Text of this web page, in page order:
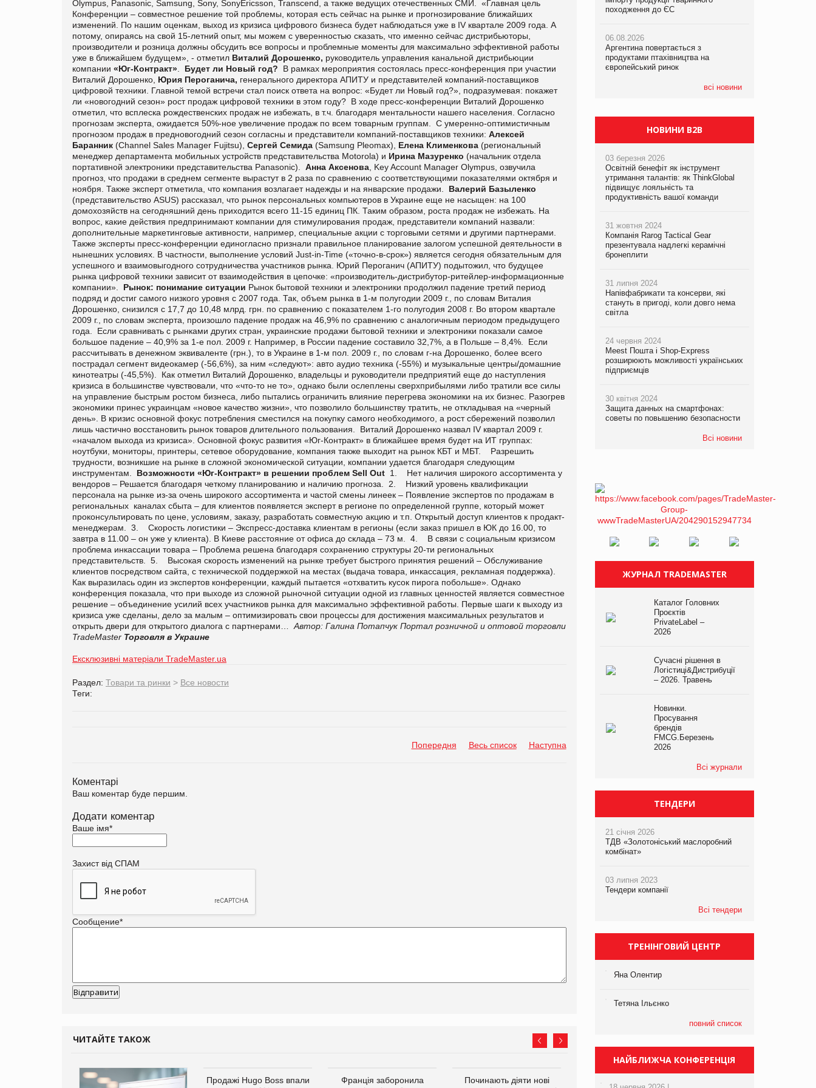
Olympus, Panasonic, Samsung, Sony, SonyEricsson, Transcend, а также ведущих отечественных СМИ. «Главная цель
Конференции – совместное решение той проблемы, которая есть сейчас на рынке и прогнозирование ближайших
изменений. По нашим оценкам, выход из кризиса цифрового бизнеса будет наблюдаться уже в IV квартале 2009 года. А
потому, опираясь на свой 15-летний опыт, мы можем с уверенностью сказать, что именно сейчас дистрибьюторы,
производители и розница должны обсудить все вопросы и проблемные моменты для максимально эффективной работы
уже в ближайшем будущем», - отметил Виталий Дорошенко, руководитель управления канальной дистрибьюции
компании «Юг-Контракт» Будет ли Новый год? В рамках мероприятия состоялась пресс-конференция при участии
Виталий Дорошенко, Юрия Пероганича, генерального директора АПИТУ и представителей компаний-поставщиков
цифровой техники. Главной темой встречи стал поиск ответа на вопрос: «Будет ли Новый год?», подразумевая: покажет
ли «новогодний сезон» рост продаж цифровой техники в этом году? В ходе пресс-конференции Виталий Дорошенко
отметил, что всплеска рождественских продаж не избежать, в т.ч. благодаря ментальности нашего населения. Согласно
прогнозам эксперта, ожидается 50%-ное увеличение продаж по всем товарным группам. С умеренно-оптимистичным
прогнозом продаж в предновогодний сезон согласны и представители компаний-поставщиков техники: Алексей
Баранник (Channel Sales Manager Fujitsu), Сергей Семида (Samsung Pleomax), Елена Клименкова (региональный
менеджер департамента мобильных устройств представительства Motorola) и Ирина Мазуренко (начальник отдела
портативной электроники представительства Panasonic). Анна Аксенова , Key Account Manager Olympus, озвучила
прогноз, что продажи в среднем сегменте вырастут в 2 раза по сравнению с соответствующими показателями октября и
ноября. Также эксперт отметила, что компания возлагает надежды и на январские продажи. Валерий Базыленко
(представительство ASUS) рассказал, что рынок персональных компьютеров в Украине еще не насыщен: на 100
домохозяйств на сегодняшний день приходится всего 11-15 единиц ПК. Таким образом, роста продаж не избежать. На
вопрос, какие действия предпринимают компании для стимулирования продаж, представители компаний назвали:
дополнительные маркетинговые активности, например, специальные акции с торговыми сетями и другими партнерами.
Также эксперты пресс-конференции единогласно признали правильное планирование залогом успешной деятельности в
нынешних условиях. В частности, выполнение условий Just-in-Time («точно-в-срок») является сегодня обязательным для
успешного и взаимовыгодного сотрудничества участников рынка. Юрий Пероганич (АПИТУ) подытожил, что будущее
рынка цифровой техники зависит от взаимодействия в цепочке: «производитель-дистрибутор-ритейлер-информационные
компании». Рынок: понимание ситуации Рынок бытовой техники и электроники продолжил падение третий период
подряд и достиг самого низкого уровня с 2007 года. Так, объем рынка в 1-м полугодии 2009 г., по словам Виталия
Дорошенко, снизился с 17,7 до 10,48 млрд. грн. по сравнению с показателем 1-го полугодия 2008 г. Во втором квартале
2009 г., по словам эксперта, произошло падение продаж на 46,9% по сравнению с аналогичным периодом предыдущего
года. Если сравнивать с рынками других стран, украинские продажи бытовой техники и электроники показали самое
большое падение – 40,9% за 1-е пол. 2009 г. Например, в России падение составило 32,7%, а в Польше – 8,4%. Если
рассчитывать в денежном эквиваленте (грн.), то в Украине в 1-м пол. 2009 г., по словам г-на Дорошенко, более всего
пострадал сегмент видеокамер (-56,6%), за ним «следуют»: авто аудио техника (-55%) и музыкальные центры/домашние
кинотеатры (-45,5%). Как отметил Виталий Дорошенко, владельцы и руководители предприятий еще до наступления
кризиса в большинстве чувствовали, что «что-то не то», однако были ослеплены сверхприбылями либо тратили все силы
на управление быстрым ростом бизнеса, либо пытались ограничить влияние перегрева экономики на их бизнес. Разогрев
экономики принес украинцам «новое качество жизни», что позволило большинству тратить, не откладывая на «черный
день». В кризис основной фокус потребления сместился на покупку самого необходимого, а рост сбережений позволил
лишь частично восстановить рынок товаров длительного пользования. Виталий Дорошенко назвал IV квартал 2009 г.
«началом выхода из кризиса». Основной фокус развития «Юг-Контракт» в ближайшее время будет на ИТ группах:
ноутбуки, мониторы, принтеры, сетевое оборудование, компания также выходит на рынок КБТ и МБТ. Разрешить
трудности, возникшие на рынке в сложной экономической ситуации, компании удается благодаря следующим
инструментам. Возможности «Юг-Контракт» в решении проблем Sell Out 1. Нет наличия широкого ассортимента у
вендоров – Решается благодаря четкому планированию и наличию прогноза. 2. Низкий уровень квалификации
персонала на рынке из-за очень широкого ассортимента и частой смены линеек – Появление экспертов по продажам в
региональных каналах сбыта – для клиентов появляется эксперт в регионе по определенной группе, который может
проконсультировать по цене, условиям, заказу, разработать совместную акцию и т.п. Открытый доступ клиентов к продакт-
менеджерам. 3. Скорость логистики – Экспресс-доставка клиентам в регионы (если заказ пришел в ЮК до 16.00, то
завтра в 11.00 – он уже у клиента). В Киеве расстояние от офиса до склада – 73 м. 4. В связи с социальным кризисом
проблема инкассации товара – Проблема решена благодаря сохранению структуры 20-ти региональных
представительств. 5. Высокая скорость изменений на рынке требует быстрого принятия решений – Обслуживание
клиентов посредством сайта, с технической поддержкой на местах (выдача товара, инкассация, рекламная поддержка).
Как выразилась один из экспертов конференции, каждый пытается «отхватить кусок пирога побольше». Однако
конференция показала, что при выходе из сложной рыночной ситуации одной из главных ценностей является совместное
решение – объединение усилий всех участников рынка для максимально эффективной работы. Первые шаги к выходу из
кризиса уже сделаны, дело за малым – оптимизировать свои процессы для достижения максимальных результатов и
открыть двери для открытого диалога с партнерами… Автор: Галина Потапчук Портал розничной и оптовой торговли
TradeMaster Торговля в Украине
Ексклюзивні матеріали TradeMaster.ua
Раздел: Товари та ринки > Все новости
Теги:
Попередня Весь список Наступна
Коментарі
Ваш коментар буде першим.
Додати коментар
Ваше імя*
Захист від СПАМ
Сообщение*
ЧИТАЙТЕ ТАКОЖ
Продажі Hugo Boss впали
Франція заборонила
Починають діяти нові
походження до ЄС
06.08.2026
Аргентина повертається з
продуктами птахівництва на
європейський ринок
всі новини
походження до ЄС
06.08.2026
Аргентина повертається з
продуктами птахівництва на
європейський ринок
походження до ЄС
06.08.2026
Аргентина повертається з
продуктами птахівництва на
європейський ринок
НОВИНИ B2B
03 березня 2026
Освітній бенефіт як інструмент
утримання талантів: як ThinkGlobal
підвищує лояльність та
продуктивність вашої команди
31 жовтня 2024
Компанія Rarog Tactical Gear
презентувала надлегкі керамічні
бронеплити
31 липня 2024
Напівфабрикати та консерви, які
стануть в пригоді, коли довго нема
світла
24 червня 2024
Meest Пошта і Shop-Express
розширюють можливості українських
підприємців
30 квітня 2024
Защита данных на смартфонах:
советы по повышению безопасности
Всі новини
ЖУРНАЛ TRADEMASTER
Каталог Головних
Проєктів
PrivateLabel –
2026
Сучасні рішення в
Логістиці&Дистрибуції
– 2026. Травень
Новинки.
Просування
брендів
FMCG.Березень
2026
Всі журнали
ТЕНДЕРИ
21 січня 2026
ТДВ «Золотоніський маслоробний
комбінат»
03 липня 2023
Тендери компанії
Всі тендери
ТРЕНІНГОВИЙ ЦЕНТР
Яна Олентир
Тетяна Ільєнко
повний список
НАЙБЛИЖЧА КОНФЕРЕНЦІЯ